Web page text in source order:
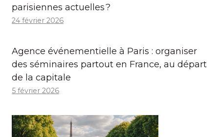
parisiennes actuelles ?
24 février 2026
Agence événementielle à Paris : organiser
des séminaires partout en France, au départ
de la capitale
5 février 2026